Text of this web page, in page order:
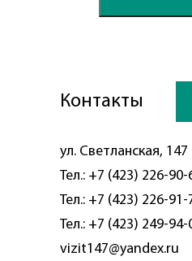
Контакты
ул. Светланская,
Тел.: +7 (423) 226-90-
Тел.: +7 (423) 226-91-
Тел.: +7 (423) 249-94-
vizit147@yandex.ru